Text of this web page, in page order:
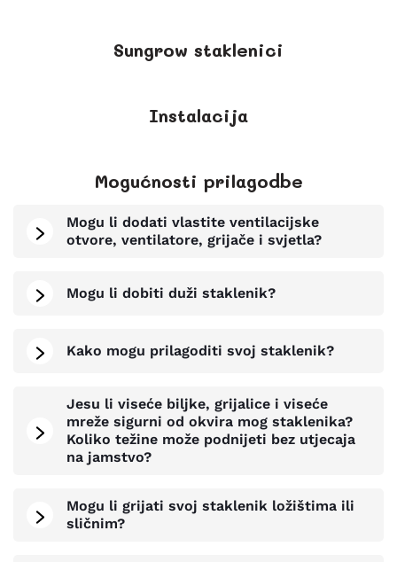
Sungrow staklenici
Instalacija
Mogućnosti prilagodbe
Mogu li dodati vlastite ventilacijske
otvore, ventilatore, grijače i svjetla?
Mogu li dobiti duži staklenik?
Kako mogu prilagoditi svoj staklenik?
Jesu li viseće biljke, grijalice i viseće
mreže sigurni od okvira mog staklenika?
Koliko težine može podnijeti bez utjecaja
na jamstvo?
Mogu li grijati svoj staklenik ložištima ili
sličnim?